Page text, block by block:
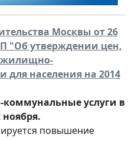
Москвы от 26
"Об утверждении цен,
жилищно-
для населения на 2014
услуги в
ноября.
повышение